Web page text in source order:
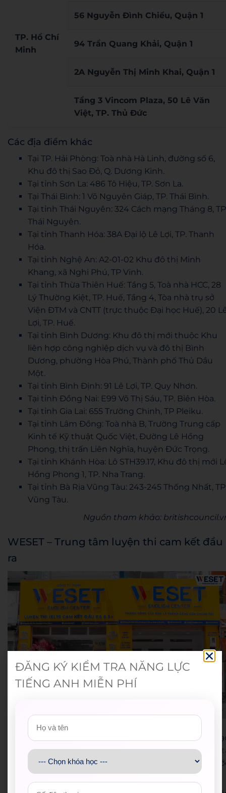
TP. Hồ Chí
Minh
56 Nguyễn Đình Chiểu, Quận 1
94 Trần Quang Khải, Quận 1
2A Nguyễn Thị Minh Khai, Quận 1
Tầng 3 Vincom Plaza, 50 Lê Văn
Việt, TP. Thủ Đức
Các địa điểm khác
Tại TP. Hải Phòng: Toà nhà Hà Linh, đường số 6,
Khu đô thị Sao Đỏ, Q. Dương Kinh.
Tại tỉnh Sơn La: 486 Tô Hiệu, TP. Sơn La.
Tại Thái Bình: 1 Võ Nguyên Giáp, TP. Thái Bình.
Tại tỉnh Thái Nguyên: 324 Cách mạng Tháng 8,
Thái Nguyên.
Tại tỉnh Thanh Hóa: 38A Đại lộ Lê Lợi, TP. Thanh
Hóa.
Tại tỉnh Nghệ An: A2-01-02 Khu đô thị Minh
Khang, xã Nghi Phú, TP Vinh.
Tại tỉnh Thừa Thiên Huế: Tầng 5, Toà nhà HCC, 28
Lý Thường Kiệt, TP. Huế, Tầng 4, Tòa nhà trụ sở
Viện ĐTM và CNTT (trực thuộc Đại học Huế), 20
Lợi, TP. Huế.
Tại tỉnh Bình Dương: Khu đô thị mới thuộc Khu
liên hợp công nghiệp dịch vụ và đô thị Bình
Dương, phường Hòa Phú, Thành phố Thủ Dầu
Một.
Tại tỉnh Bình Định: 91 Lê Lợi, TP. Quy Nhơn.
Tại tỉnh Đồng Nai: E99 Võ Thị Sáu, TP. Biên Hòa.
Tại tỉnh Gia Lai: 655 Trường Chinh, TP Pleiku.
Tại tỉnh Lâm Đồng: Toà nhà B, Trường Trung cấp
Kinh tế Kỹ thuật Quốc Việt, Đường Lê Hồng
Phong, thị trấn Liên Nghĩa, huyện Đức Trọng.
Tại tỉnh Khánh Hòa: Lô STH39.17, Khu đô thị mới
Hồng Phong 1, TP. Nha Trang.
Tại tỉnh Bà Rịa Vũng Tàu: 243-245 Thống Nhất,
Vũng Tàu.
Nguồn tham khảo:
WESET – Trung tâm luyện thi cam kết đầu
ra
Với nhiều năm kinh nghiệm trong lĩnh vực đào
tiếng Anh và luyện thi IELTS, WESET tự hào làtrung
m IELTSuy tín giúp hàng ngàn học viên đạt được
mơ du học, định cư và phát triển sự nghiệp:
ĐĂNG KÝ KIỂM TRA NĂNG LỰC
TIẾNG ANH MIỄN PHÍ